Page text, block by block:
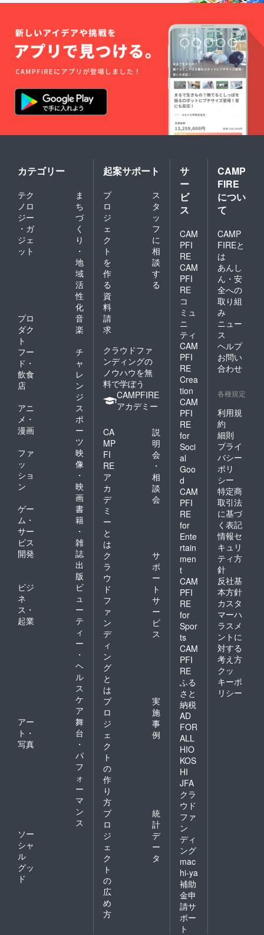
カテゴリー
テク
ノロ
ジー
・ガ
ジェ
ット
ま
ち
づ
く
り
・
地
域
活
性
化
プロ
ダク
ト
音
楽
フー
ド・
飲食
店
チ
ャ
レ
ン
ジ
アニ
メ・
漫画
ス
ポ
ー
ツ
ファ
ッ
ショ
ン
映
像
・
映
画
ゲー
ム・
サー
ビス
開発
書
籍
・
雑
誌
出
版
ビジ
ネ
ス・
起業
ビ
ュ
ー
テ
ィ
ー
・
ヘ
ル
ス
ケ
ア
アー
ト・
写真
舞
台
・
パ
フ
ォ
ー
マ
ン
ス
ソー
シャ
ル
グッ
ド
起案サポート
プ
ロ
ジ
ェ
ク
ト
を
作
る
ス
タ
ッ
フ
に
相
談
す
る
資
料
請
求
クラウドファ
ンディングの
ノウハウを無
料で学ぼう
CAMPFIRE
アカデミー
CA
MP
FI
RE
ア
カ
デ
ミ
ー
と
は
説
明
会
・
相
談
会
ク
ラ
ウ
ド
フ
ァ
ン
デ
ィ
ン
グ
と
は
サ
ポ
ー
ト
サ
ー
ビ
ス
プ
ロ
ジ
ェ
ク
ト
の
作
り
方
実
施
事
例
プ
ロ
ジ
ェ
ク
ト
の
広
め
方
統
計
デ
ー
タ
サ
ー
ビ
ス
CAM
PFI
RE
CAM
PFI
RE
コ
ミュ
ニ
ティ
CAM
PFI
RE
Crea
tion
CAM
PFI
RE
for
Soci
al
Goo
d
CAM
PFI
RE
for
Ente
rtain
men
t
CAM
PFI
RE
for
Spor
ts
CAM
PFI
RE
ふる
さと
納税
AD
FOR
ALL
HIO
KOS
HI
JFA
クラ
ウド
ファ
ン
ディ
ング
mac
hi-ya
補助
金申
請サ
ポー
ト
CAMP
FIRE
につい
て
CAMP
FIREと
は
あんし
ん・安
全への
取り組
み
ニュー
ス
ヘルプ
お問い
合わせ
各種規定
利用規
約
細則
プライ
バシー
ポリ
シー
特定商
取引法
に基づ
く表記
情報セ
キュリ
ティ方
針
反社基
本方針
カスタ
マーハ
ラスメ
ントに
対する
考え方
クッ
キーポ
リシー